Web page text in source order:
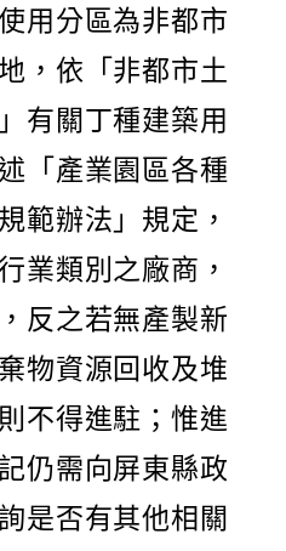
用分區為非都市
，依「非都市土
有關丁種建築用
「產業園區各種
範辦法」規定，
業類別之廠商，
反之若無產製新
物資源回收及堆
不得進駐；惟進
仍需向屏東縣政
是否有其他相關